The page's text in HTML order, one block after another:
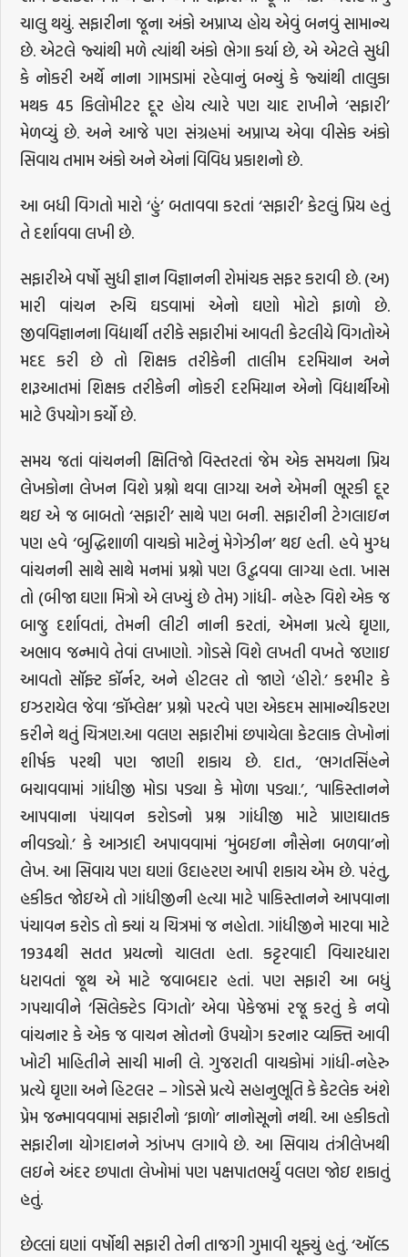
ચાલુ થયું. સફારીના જૂના અંકો અપ્રાપ્ય હોય એવું બનવું સામાન્ય
છે. એટલે જ્યાંથી મળે ત્યાંથી અંકો ભેગા કર્યા છે, એ એટલે સુધી
કે નોકરી અર્થે નાના ગામડામાં રહેવાનું બન્યું કે જ્યાંથી તાલુકા
મથક 45 કિલોમીટર દૂર હોય ત્યારે પણ યાદ રાખીને ‘સફારી’
મેળવ્યું છે. અને આજે પણ સંગ્રહમાં અપ્રાપ્ય એવા વીસેક અંકો
સિવાય તમામ અંકો અને એનાં વિવિધ પ્રકાશનો છે.
આ બધી વિગતો મારો ‘હું’ બતાવવા કરતાં ‘સફારી’ કેટલું પ્રિય હતું
તે દર્શાવવા લખી છે.
સફારીએ વર્ષો સુધી જ્ઞાન વિજ્ઞાનની રોમાંચક સફર કરાવી છે. (અ)
મારી વાંચન રુચિ ઘડવામાં એનો ઘણો મોટો ફાળો છે.
જીવવિજ્ઞાનના વિદ્યાર્થી તરીકે સફારીમાં આવતી કેટલીયે વિગતોએ
મદદ કરી છે તો શિક્ષક તરીકેની તાલીમ દરમિયાન અને
શરૂઆતમાં શિક્ષક તરીકેની નોકરી દરમિયાન એનો વિદ્યાર્થીઓ
માટે ઉપયોગ કર્યો છે.
સમય જતાં વાંચનની ક્ષિતિજો વિસ્તરતાં જેમ એક સમયના પ્રિય
લેખકોના લેખન વિશે પ્રશ્નો થવા લાગ્યા અને એમની ભૂરકી દૂર
થઇ એ જ બાબતો ‘સફારી’ સાથે પણ બની. સફારીની ટેગલાઇન
પણ હવે ‘બુદ્ધિશાળી વાચકો માટેનું મેગેઝીન’ થઇ હતી. હવે મુગ્ધ
વાંચનની સાથે સાથે મનમાં પ્રશ્નો પણ ઉદ્ભવવા લાગ્યા હતા. ખાસ
તો (બીજા ઘણા મિત્રો એ લખ્યું છે તેમ) ગાંધી- નહેરુ વિશે એક જ
બાજુ દર્શાવતાં, તેમની લીટી નાની કરતાં, એમના પ્રત્યે ઘૃણા,
અભાવ જન્માવે તેવાં લખાણો. ગોડસે વિશે લખતી વખતે જણાઇ
આવતો સૉફ્ટ કૉર્નર, અને હીટલર તો જાણે ‘હીરો.’ કશ્મીર કે
ઇઝરાયેલ જેવા ‘કૉમ્લેક્ષ’ પ્રશ્નો પરત્વે પણ એકદમ સામાન્યીકરણ
કરીને થતું ચિત્રણ.આ વલણ સફારીમાં છપાયેલા કેટલાક લેખોનાં
શીર્ષક પરથી પણ જાણી શકાય છે. દાત., ‘ભગતસિંહને
બચાવવામાં ગાંધીજી મોડા પડ્યા કે મોળા પડ્યા.’, ‘પાકિસ્તાનને
આપવાના પંચાવન કરોડનો પ્રશ્ન ગાંધીજી માટે પ્રાણઘાતક
નીવડ્યો.’ કે આઝાદી અપાવવામાં ‘મુંબઇના નૌસેના બળવા’નો
લેખ. આ સિવાય પણ ઘણાં ઉદાહરણ આપી શકાય એમ છે. પરંતુ,
હકીકત જોઇએ તો ગાંધીજીની હત્યા માટે પાકિસ્તાનને આપવાના
પંચાવન કરોડ તો ક્યાં ય ચિત્રમાં જ નહોતા. ગાંધીજીને મારવા માટે
1934થી સતત પ્રયત્નો ચાલતા હતા. કટ્ટરવાદી વિચારધારા
ધરાવતાં જૂથ એ માટે જવાબદાર હતાં. પણ સફારી આ બધું
ગપચાવીને ‘સિલેક્ટેડ વિગતો’ એવા પેકેજમાં રજૂ કરતું કે નવો
વાંચનાર કે એક જ વાચન સ્રોતનો ઉપયોગ કરનાર વ્યક્તિ આવી
ખોટી માહિતીને સાચી માની લે. ગુજરાતી વાચકોમાં ગાંધી-નહેરુ
પ્રત્યે ઘૃણા અને હિટલર – ગોડસે પ્રત્યે સહાનુભૂતિ કે કેટલેક અંશે
પ્રેમ જન્માવવવામાં સફારીનો ‘ફાળો’ નાનોસૂનો નથી. આ હકીકતો
સફારીના યોગદાનને ઝાંખપ લગાવે છે. આ સિવાય તંત્રીલેખથી
લઇને અંદર છપાતા લેખોમાં પણ પક્ષપાતભર્યું વલણ જોઇ શકાતું
હતું.
છેલ્લાં ઘણાં વર્ષોથી સફારી તેની તાજગી ગુમાવી ચૂક્યું હતું. ‘ઑલ્ડ